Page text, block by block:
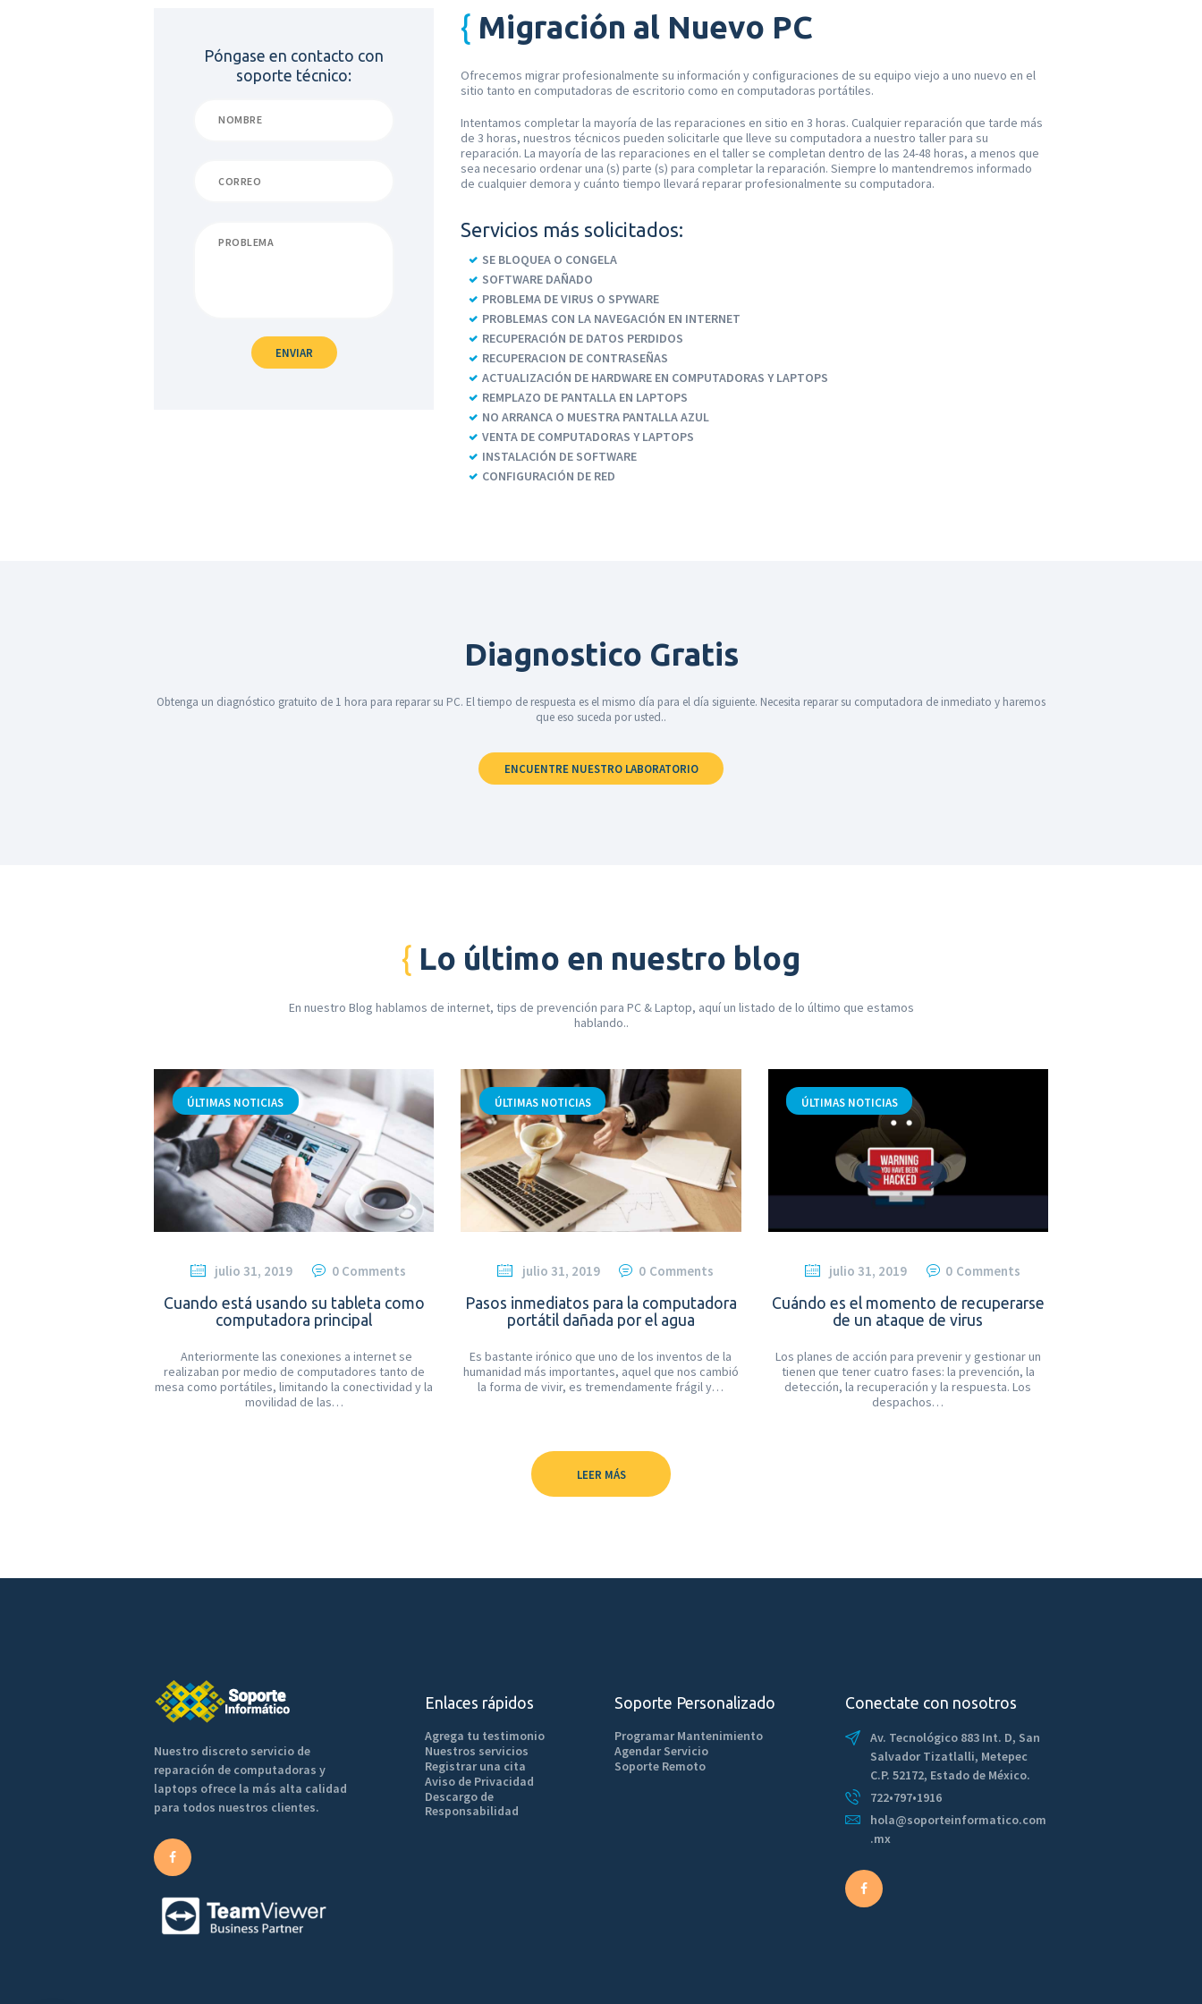
Póngase en contacto con
soporte técnico:
Migración al Nuevo PC
Ofrecemos migrar profesionalmente su información y configuraciones de su equipo viejo a uno nuevo en el
sitio tanto en computadoras de escritorio como en computadoras portátiles.
Intentamos completar la mayoría de las reparaciones en sitio en 3 horas. Cualquier reparación que tarde más
de 3 horas, nuestros técnicos pueden solicitarle que lleve su computadora a nuestro taller para su
reparación. La mayoría de las reparaciones en el taller se completan dentro de las 24-48 horas, a menos que
sea necesario ordenar una (s) parte (s) para completar la reparación. Siempre lo mantendremos informado
de cualquier demora y cuánto tiempo llevará reparar profesionalmente su computadora.
Servicios más solicitados:
SE BLOQUEA O CONGELA
SOFTWARE DAÑADO
PROBLEMA DE VIRUS O SPYWARE
PROBLEMAS CON LA NAVEGACIÓN EN INTERNET
RECUPERACIÓN DE DATOS PERDIDOS
RECUPERACION DE CONTRASEÑAS
ACTUALIZACIÓN DE HARDWARE EN COMPUTADORAS Y LAPTOPS
REMPLAZO DE PANTALLA EN LAPTOPS
NO ARRANCA O MUESTRA PANTALLA AZUL
VENTA DE COMPUTADORAS Y LAPTOPS
INSTALACIÓN DE SOFTWARE
CONFIGURACIÓN DE RED
Diagnostico Gratis
Obtenga un diagnóstico gratuito de 1 hora para reparar su PC. El tiempo de respuesta es el mismo día para el día siguiente. Necesita reparar su computadora de inmediato y haremos
que eso suceda por usted..
ENCUENTRE NUESTRO LABORATORIO
Lo último en nuestro blog
En nuestro Blog hablamos de internet, tips de prevención para PC & Laptop, aquí un listado de lo último que estamos
hablando..
,ÚLTIMAS NOTICIAS
julio 31, 2019 0 Comments
Cuando está usando su tableta como
computadora principal
Anteriormente las conexiones a internet se
realizaban por medio de computadores tanto de
mesa como portátiles, limitando la conectividad y la
movilidad de las…
,ÚLTIMAS NOTICIAS
julio 31, 2019 0 Comments
Pasos inmediatos para la computadora
portátil dañada por el agua
Es bastante irónico que uno de los inventos de la
humanidad más importantes, aquel que nos cambió
la forma de vivir, es tremendamente frágil y…
,,
ÚLTIMAS NOTICIAS
julio 31, 2019 0 Comments
Cuándo es el momento de recuperarse
de un ataque de virus
Los planes de acción para prevenir y gestionar un
tienen que tener cuatro fases: la prevención, la
detección, la recuperación y la respuesta. Los
despachos…
LEER MÁS
Nuestro discreto servicio de
reparación de computadoras y
laptops ofrece la más alta calidad
para todos nuestros clientes.
Enlaces rápidos
Agrega tu testimonio
Nuestros servicios
Registrar una cita
Aviso de Privacidad
Descargo de
Responsabilidad
Soporte Personalizado
Programar Mantenimiento
Agendar Servicio
Soporte Remoto
Conectate con nosotros
Av. Tecnológico 883 Int. D, San
Salvador Tizatlalli, Metepec
C.P. 52172, Estado de México.
722•797•1916
hola@soporteinformatico.com
.mx